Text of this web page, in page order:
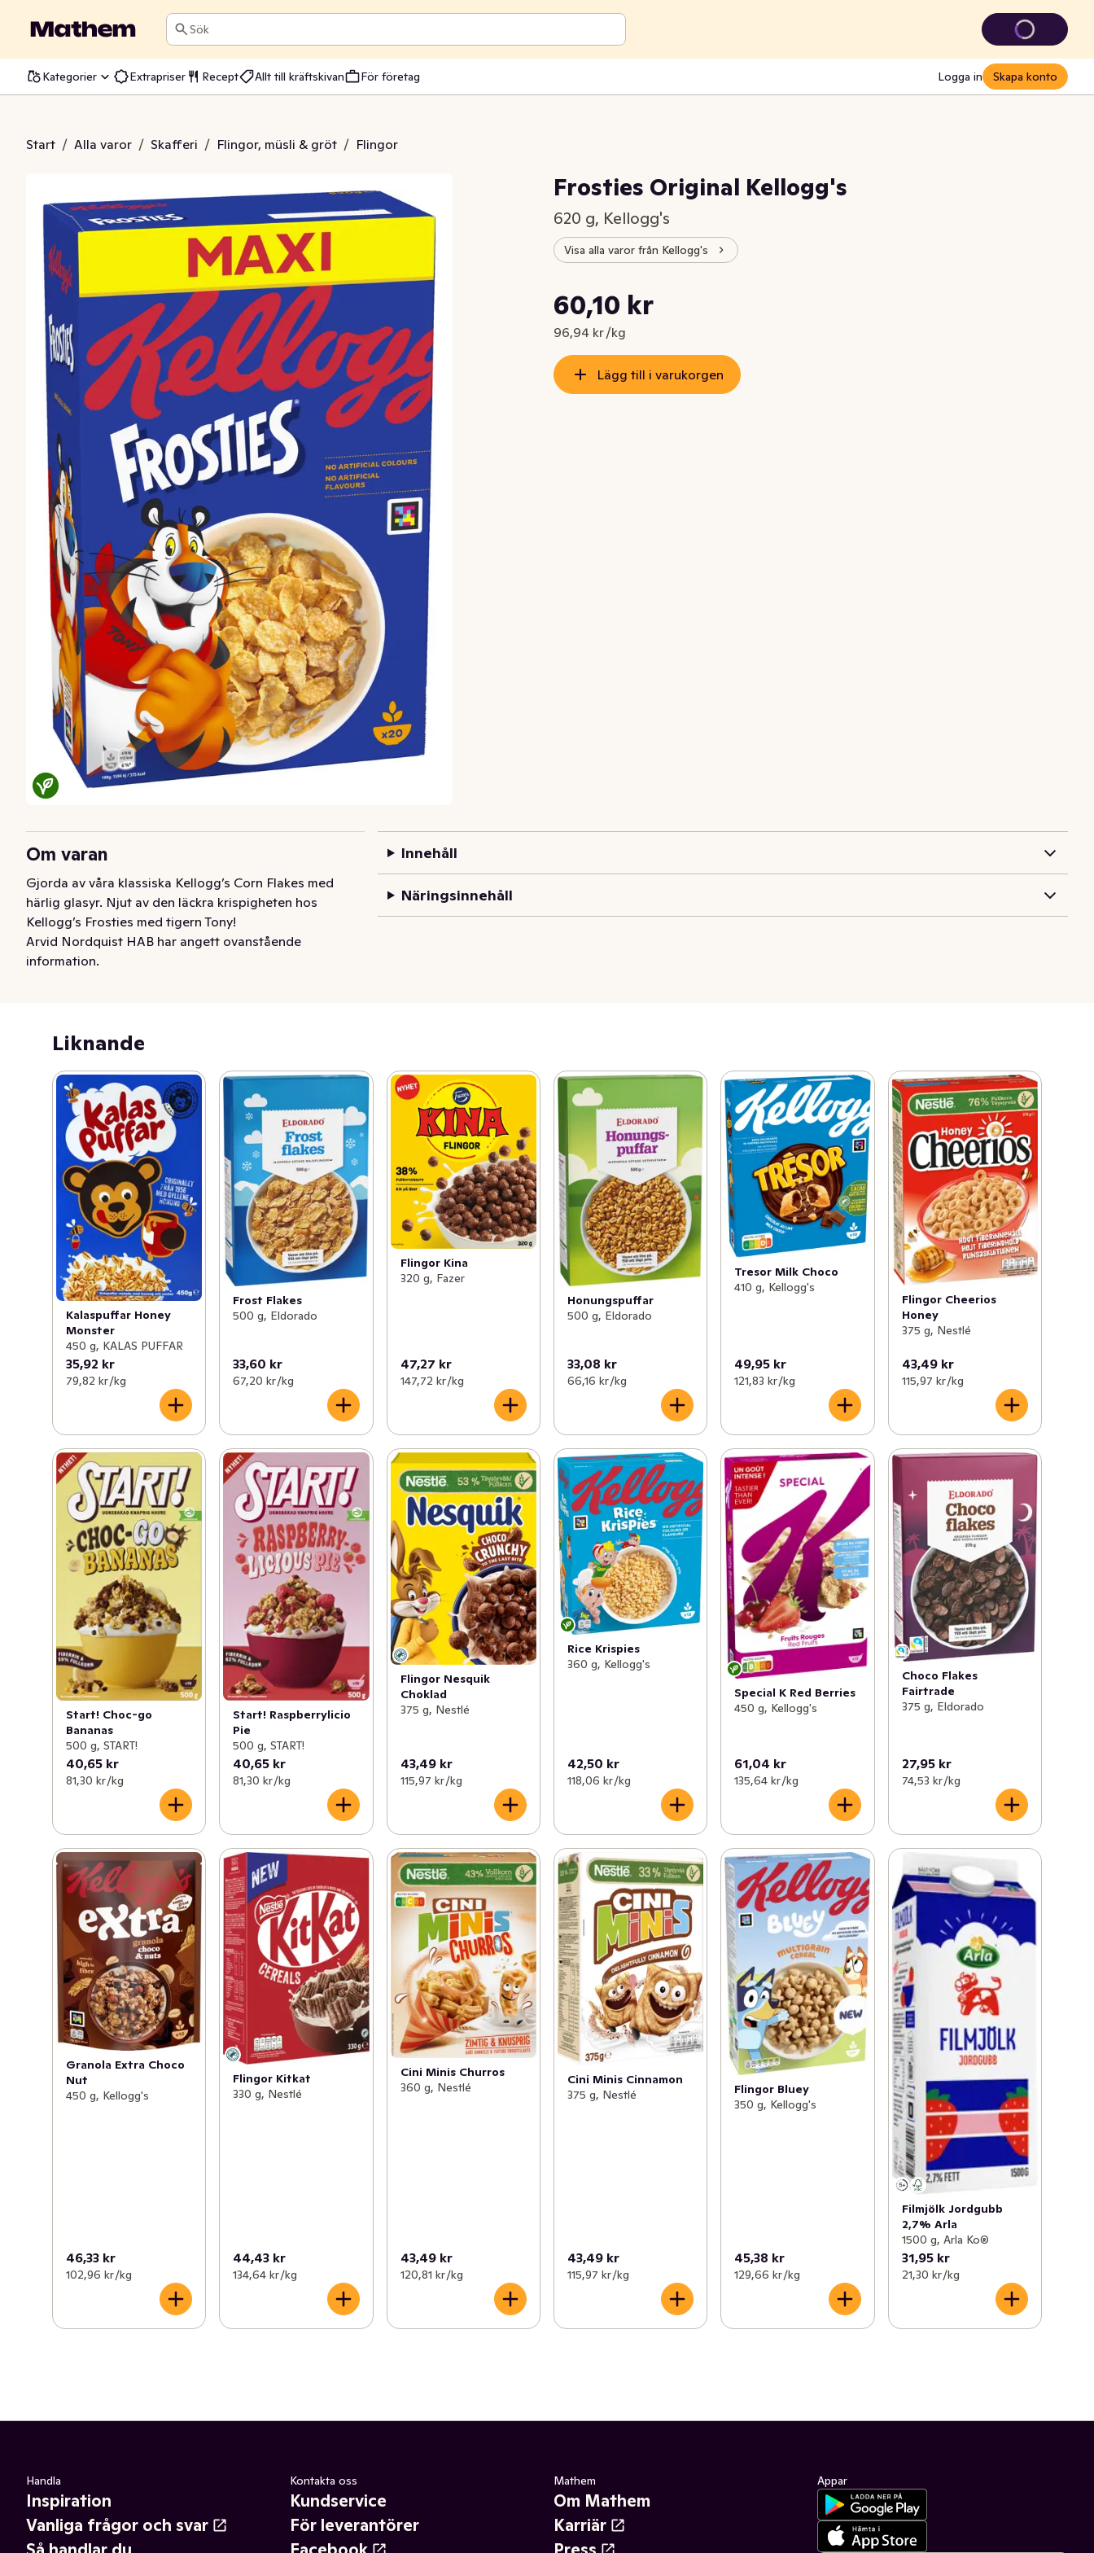
Sök
Kategorier Extrapriser Recept Allt till kräftskivan För företag Logga in Skapa konto
Start / Alla varor / Skafferi / Flingor, müsli & gröt / Flingor
Kellogg's
Frosties Original Kellogg's
620 g, Kellogg's
Visa alla varor från Kellogg's
Nuvarande pris är: 60,10 kr
60,10 kr
96,94 kr /kg
Styckpris: 96,94 kr /kg
Lägg till i varukorgen
Om varan
Gjorda av våra klassiska Kellogg’s Corn Flakes med
härlig glasyr. Njut av den läckra krispigheten hos
Kellogg’s Frosties med tigern Tony!
Arvid Nordquist HAB har angett ovanstående
information.
Innehåll
Näringsinnehåll
Liknande
Kalaspuffar Honey
Monster
450 g, KALAS PUFFAR
35,92 kr
79,82 kr /kg
Frost Flakes
500 g, Eldorado
33,60 kr
67,20 kr /kg
Flingor Kina
320 g, Fazer
47,27 kr
147,72 kr /kg
Honungspuffar
500 g, Eldorado
33,08 kr
66,16 kr /kg
Tresor Milk Choco
410 g, Kellogg's
49,95 kr
121,83 kr /kg
Flingor Cheerios
Honey
375 g, Nestlé
43,49 kr
115,97 kr /kg
Start! Choc-go
Bananas
500 g, START!
40,65 kr
81,30 kr /kg
Start! Raspberrylicio
Pie
500 g, START!
40,65 kr
81,30 kr /kg
Flingor Nesquik
Choklad
375 g, Nestlé
43,49 kr
115,97 kr /kg
Rice Krispies
360 g, Kellogg's
42,50 kr
118,06 kr /kg
Special K Red Berries
450 g, Kellogg's
61,04 kr
135,64 kr /kg
Choco Flakes
Fairtrade
375 g, Eldorado
27,95 kr
74,53 kr /kg
Granola Extra Choco
Nut
450 g, Kellogg's
46,33 kr
102,96 kr /kg
Flingor Kitkat
330 g, Nestlé
44,43 kr
134,64 kr /kg
Cini Minis Churros
360 g, Nestlé
43,49 kr
120,81 kr /kg
Cini Minis Cinnamon
375 g, Nestlé
43,49 kr
115,97 kr /kg
Flingor Bluey
350 g, Kellogg's
45,38 kr
129,66 kr /kg
Filmjölk Jordgubb
2,7% Arla
1500 g, Arla Ko®
31,95 kr
21,30 kr /kg
Handla
Inspiration
Vanliga frågor och svar
Kontakta oss
Kundservice
För leverantörer
Mathem
Om Mathem
Karriär
Appar